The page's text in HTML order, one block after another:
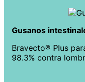
Gusanos
Bravecto® Plus
98.3% contra